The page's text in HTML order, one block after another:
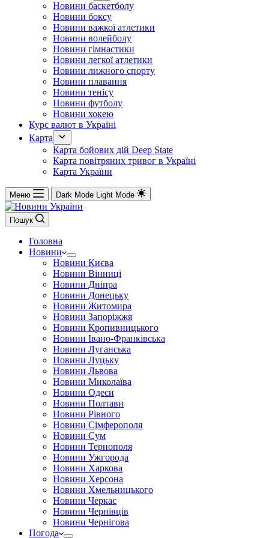
Новини баскетболу
Новини боксу
Новини важкої атлетики
Новини волейболу
Новини гімнастики
Новини легкої атлетики
Новини лижного спорту
Новини плавання
Новини тенісу
Новини футболу
Новини хокею
Курс валют в Україні
Карта
Карта бойових дій Deep State
Карта повітряних тривог в Україні
Карта України
Меню Dark Mode Light Mode
Пошук
Головна
Новини
Новини Києва
Новини Вінниці
Новини Дніпра
Новини Донецьку
Новини Житомира
Новини Запоріжжя
Новини Кропивницького
Новини Івано-Франківська
Новини Луганська
Новини Луцьку
Новини Львова
Новини Миколаїва
Новини Одеси
Новини Полтави
Новини Рівного
Новини Сімферополя
Новини Сум
Новини Тернополя
Новини Ужгорода
Новини Харкова
Новини Херсона
Новини Хмельницького
Новини Черкас
Новини Чернівців
Новини Чернігова
Погода